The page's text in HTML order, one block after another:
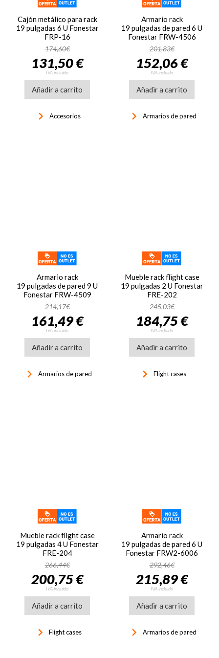
Cajón metálico para rack
19 pulgadas 6 U Fonestar
FRP-16
174,60€
131,50 €
IVA incluido
Añadir a carrito
keyboard_arrow_right Accesorios
Armario rack
19 pulgadas de pared 6 U
Fonestar FRW-4506
201,83€
152,06 €
IVA incluido
Añadir a carrito
keyboard_arrow_right Armarios de pared
Armario rack
19 pulgadas de pared 9 U
Fonestar FRW-4509
214,17€
161,49 €
IVA incluido
Añadir a carrito
keyboard_arrow_right Armarios de pared
Mueble rack flight case
19 pulgadas 2 U Fonestar
FRE-202
245,03€
184,75 €
IVA incluido
Añadir a carrito
keyboard_arrow_right Flight cases
Mueble rack flight case
19 pulgadas 4 U Fonestar
FRE-204
266,44€
200,75 €
IVA incluido
Añadir a carrito
keyboard_arrow_right Flight cases
Armario rack
19 pulgadas de pared 6 U
Fonestar FRW2-6006
292,46€
215,89 €
IVA incluido
Añadir a carrito
keyboard_arrow_right Armarios de pared